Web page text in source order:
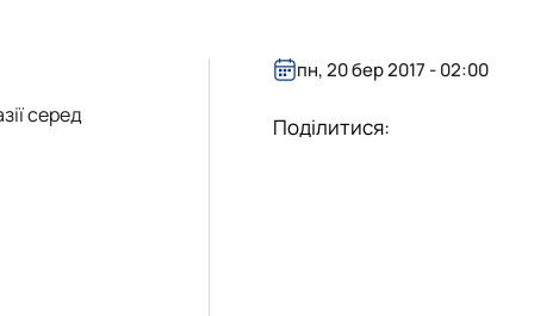
серед
пн, 20 бер 2017 - 02:00
Поділитися: